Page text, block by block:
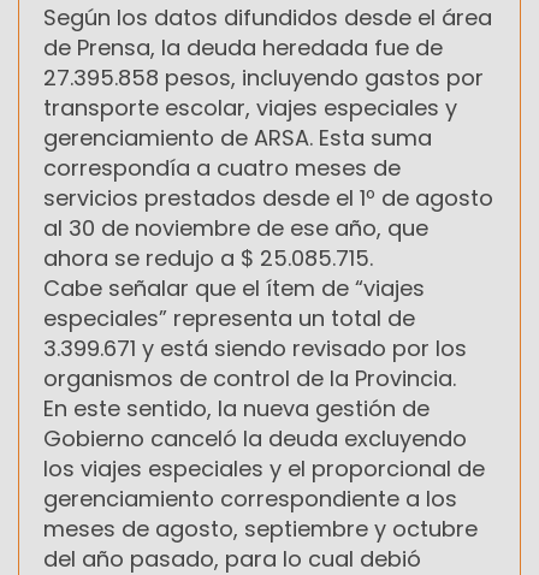
Según los datos difundidos desde el área
de Prensa, la deuda heredada fue de
27.395.858 pesos, incluyendo gastos por
transporte escolar, viajes especiales y
gerenciamiento de ARSA. Esta suma
correspondía a cuatro meses de
servicios prestados desde el 1º de agosto
al 30 de noviembre de ese año, que
ahora se redujo a $ 25.085.715.
Cabe señalar que el ítem de “viajes
especiales” representa un total de
3.399.671 y está siendo revisado por los
organismos de control de la Provincia.
En este sentido, la nueva gestión de
Gobierno canceló la deuda excluyendo
los viajes especiales y el proporcional de
gerenciamiento correspondiente a los
meses de agosto, septiembre y octubre
del año pasado, para lo cual debió